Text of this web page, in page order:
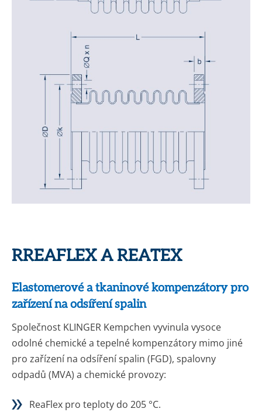
RREAFLEX A REATEX
Elastomerové a tkaninové kompenzátory pro
zařízení na odsíření spalin
Společnost KLINGER Kempchen vyvinula vysoce
odolné chemické a tepelné kompenzátory mimo jiné
pro zařízení na odsíření spalin (FGD), spalovny
odpadů (MVA) a chemické provozy:
ReaFlex pro teploty do 205 °C.